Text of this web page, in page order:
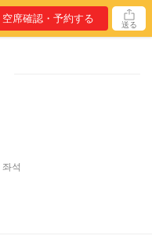
空席確認・予約する 送る
석